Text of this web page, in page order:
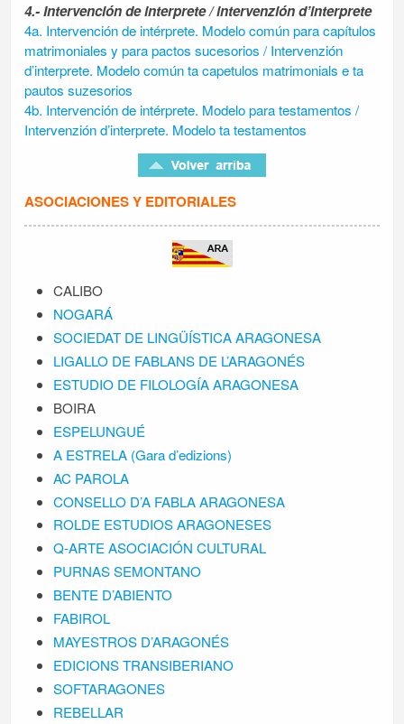
4.- Intervención de interprete / intervenzión d’interprete
4a. Intervención de intérprete. Modelo común para capítulos
matrimoniales y para pactos sucesorios / Intervenzión
d’interprete. Modelo común ta capetulos matrimonials e ta
pautos suzesorios
4b. Intervención de intérprete. Modelo para testamentos /
Intervenzión d’interprete. Modelo ta testamentos
ASOCIACIONES Y EDITORIALES
CALIBO
NOGARÁ
SOCIEDAT DE LINGÜÍSTICA ARAGONESA
LIGALLO DE FABLANS DE L’ARAGONÉS
ESTUDIO DE FILOLOGÍA ARAGONESA
BOIRA
ESPELUNGUÉ
A ESTRELA (Gara d’edizions)
AC PAROLA
CONSELLO D’A FABLA ARAGONESA
ROLDE ESTUDIOS ARAGONESES
Q-ARTE ASOCIACIÓN CULTURAL
PURNAS SEMONTANO
BENTE D’ABIENTO
FABIROL
MAYESTROS D’ARAGONÉS
EDICIONS TRANSIBERIANO
SOFTARAGONES
REBELLAR